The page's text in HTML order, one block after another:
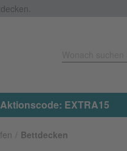
EXTRA15
Bettdecken